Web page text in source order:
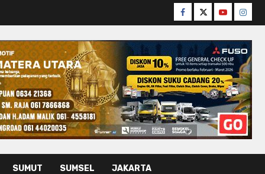
Facebook
TwitterYoutube
SUMUT SUMSEL JAKARTA